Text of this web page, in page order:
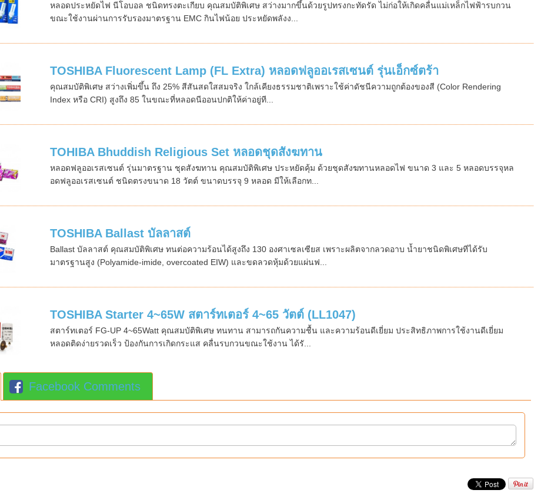
หลอดประหยัดไฟ นีโอบอล ชนิดทรงตะเกียบ คุณสมบัติพิเศษ สว่างมากขึ้นด้วยรูปทรงกะทัดรัด ไม่ก่อให้เกิดคลื่นแม่เหล็กไฟฟ้ารบกวน
ขณะใช้งานผ่านการรับรองมาตรฐาน EMC กินไฟน้อย ประหยัดพลังง...
TOSHIBA Fluorescent Lamp (FL Extra) หลอดฟลูออเรสเซนต์ รุ่นเอ็กซ์ตร้า
คุณสมบัติพิเศษ สว่างเพิ่มขึ้น ถึง 25% สีสันสดใสสมจริง ใกล้เคียงธรรมชาติเพราะใช้ค่าดัชนีความถูกต้องของสี (Color Rendering
Index หรือ CRI) สูงถึง 85 ในขณะที่หลอดนีออนปกติให้ค่าอยู่ที...
TOHIBA Bhuddish Religious Set หลอดชุดสังฆทาน
หลอดฟลูออเรสเซนต์ รุ่นมาตรฐาน ชุดสังฆทาน คุณสมบัติพิเศษ ประหยัดคุ้ม ด้วยชุดสังฆทานหลอดไฟ ขนาด 3 และ 5 หลอดบรรจุหล
อดฟลูออเรสเซนต์ ชนิดตรงขนาด 18 วัตต์ ขนาดบรรจุ 9 หลอด มีให้เลือกท...
TOSHIBA Ballast บัลลาสต์
Ballast บัลลาสต์ คุณสมบัติพิเศษ ทนต่อความร้อนได้สูงถึง 130 องศาเซลเซียส เพราะผลิตจากลวดอาบ น้ำยาชนิดพิเศษทีได้รับ
มาตรฐานสูง (Polyamide-imide, overcoated EIW) และขดลวดหุ้มด้วยแผ่นฟ...
TOSHIBA Starter 4~65W สตาร์ทเตอร์ 4~65 วัตต์ (LL1047)
สตาร์ทเตอร์ FG-UP 4~65Watt คุณสมบัติพิเศษ ทนทาน สามารถกันความชื้น และความร้อนดีเยี่ยม ประสิทธิภาพการใช้งานดีเยี่ยม
หลอดติดง่ายรวดเร็ว ป้องกันการเกิดกระแส คลื่นรบกวนขณะใช้งาน ได้รั...
Facebook Comments